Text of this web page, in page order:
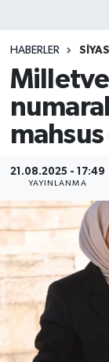
HABERLER
21.08.2025 - 17:49
YAYINLANMA